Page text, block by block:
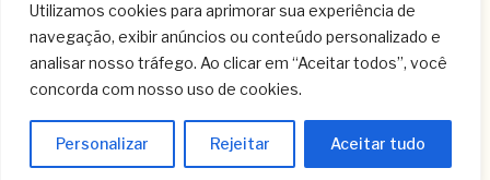
Utilizamos cookies para aprimorar sua experiência de
navegação, exibir anúncios ou conteúdo personalizado e
analisar nosso tráfego. Ao clicar em “Aceitar todos”, você
concorda com nosso uso de cookies.
Personalizar Rejeitar Aceitar tudo
Contato
(11) 3259-8266